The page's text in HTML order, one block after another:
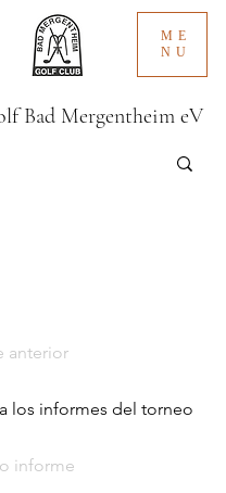
ME
NU
Bad Mergentheim eV
anterior
los informes del torneo
informe